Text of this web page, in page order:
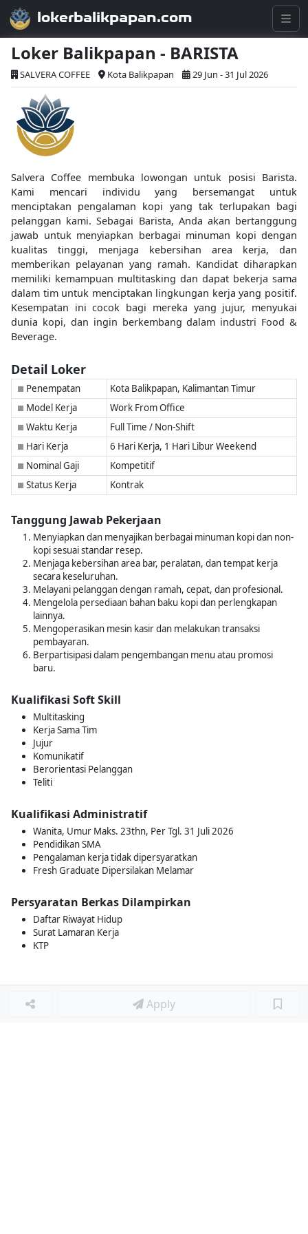
lokerbalikpapan.com
Loker Balikpapan - BARISTA
SALVERA COFFEE Kota Balikpapan 29 Jun - 31 Jul 2026
Salvera Coffee membuka lowongan untuk posisi Barista.
Kami mencari individu yang bersemangat untuk
menciptakan pengalaman kopi yang tak terlupakan bagi
pelanggan kami. Sebagai Barista, Anda akan bertanggung
jawab untuk menyiapkan berbagai minuman kopi dengan
kualitas tinggi, menjaga kebersihan area kerja, dan
memberikan pelayanan yang ramah. Kandidat diharapkan
memiliki kemampuan multitasking dan dapat bekerja sama
dalam tim untuk menciptakan lingkungan kerja yang positif.
Kesempatan ini cocok bagi mereka yang jujur, menyukai
dunia kopi, dan ingin berkembang dalam industri Food &
Beverage.
Detail Loker
■ Penempatan Kota Balikpapan, Kalimantan Timur
■ Model Kerja Work From Office
■ Waktu Kerja Full Time / Non-Shift
■ Hari Kerja 6 Hari Kerja, 1 Hari Libur Weekend
■ Nominal Gaji Kompetitif
■ Status Kerja Kontrak
Tanggung Jawab Pekerjaan
Menyiapkan dan menyajikan berbagai minuman kopi dan non-
kopi sesuai standar resep.
Menjaga kebersihan area bar, peralatan, dan tempat kerja
secara keseluruhan.
Melayani pelanggan dengan ramah, cepat, dan profesional.
Mengelola persediaan bahan baku kopi dan perlengkapan
lainnya.
Mengoperasikan mesin kasir dan melakukan transaksi
pembayaran.
Berpartisipasi dalam pengembangan menu atau promosi
baru.
Kualifikasi Soft Skill
Multitasking
Kerja Sama Tim
Jujur
Komunikatif
Berorientasi Pelanggan
Teliti
Kualifikasi Administratif
Wanita, Umur Maks. 23thn, Per Tgl. 31 Juli 2026
Pendidikan SMA
Pengalaman kerja tidak dipersyaratkan
Fresh Graduate Dipersilakan Melamar
Persyaratan Berkas Dilampirkan
Daftar Riwayat Hidup
Surat Lamaran Kerja
KTP
Apply